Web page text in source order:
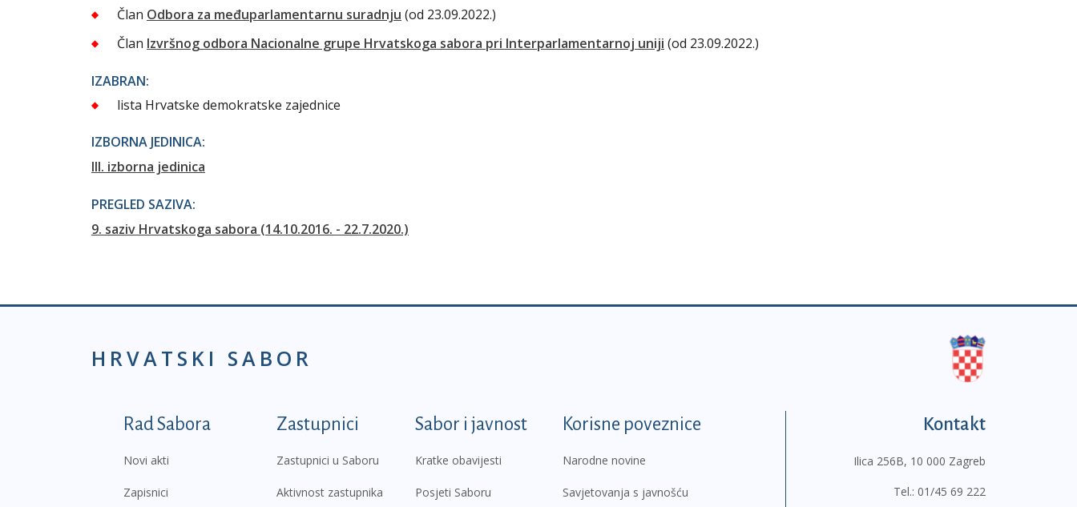
Član Odbora za međuparlamentarnu suradnju (od 23.09.2022.)
Član Izvršnog odbora Nacionalne grupe Hrvatskoga sabora pri Interparlamentarnoj uniji (od 23.09.2022.)
IZABRAN:
lista Hrvatske demokratske zajednice
IZBORNA JEDINICA:
III. izborna jedinica
PREGLED SAZIVA:
9. saziv Hrvatskoga sabora (14.10.2016. - 22.7.2020.)
HRVATSKI SABOR
Podnožje prvi izbornik
Rad Sabora
Novi akti
Zapisnici
Zastupnici
Zastupnici u Saboru
Aktivnost zastupnika
Sabor i javnost
Kratke obavijesti
Posjeti Saboru
Korisne poveznice
Narodne novine
Savjetovanja s javnošću
Kontakt
Ilica 256B, 10 000 Zagreb
Tel.: 01/45 69 222